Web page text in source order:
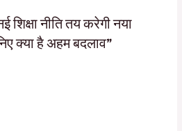
नीति तय करेगी नया
क्या है अहम बदलाव”